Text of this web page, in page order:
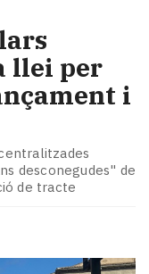
llei per
i
desconegudes" de
de tracte